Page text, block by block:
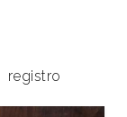
registro